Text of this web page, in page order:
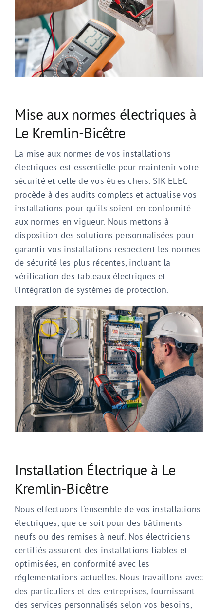
Mise aux normes électriques à
Le Kremlin-Bicêtre
La mise aux normes de vos installations
électriques est essentielle pour maintenir votre
sécurité et celle de vos êtres chers. SIK ELEC
procède à des audits complets et actualise vos
installations pour qu'ils soient en conformité
aux normes en vigueur. Nous mettons à
disposition des solutions personnalisées pour
garantir vos installations respectent les normes
de sécurité les plus récentes, incluant la
vérification des tableaux électriques et
l’intégration de systèmes de protection.
Installation Électrique à Le
Kremlin-Bicêtre
Nous effectuons l'ensemble de vos installations
électriques, que ce soit pour des bâtiments
neufs ou des remises à neuf. Nos électriciens
certifiés assurent des installations fiables et
optimisées, en conformité avec les
réglementations actuelles. Nous travaillons avec
des particuliers et des entreprises, fournissant
des services personnalisés selon vos besoins,